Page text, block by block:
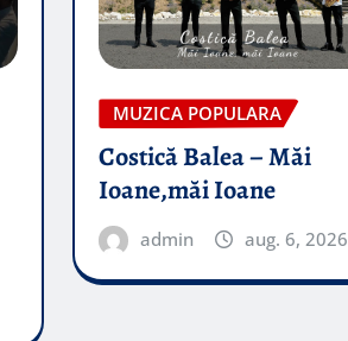
MUZICA POPULARA
Costică Balea – Măi
Ioane,măi Ioane
admin aug. 6, 2026